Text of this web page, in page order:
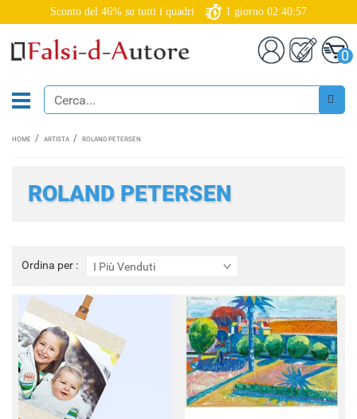
Sconto del 46% su tutti i quadri 1 giorno 02:40:57
0
HOME ARTISTA ROLAND PETERSEN
ROLAND PETERSEN
Ordina per : I Più Venduti
Ordina
per